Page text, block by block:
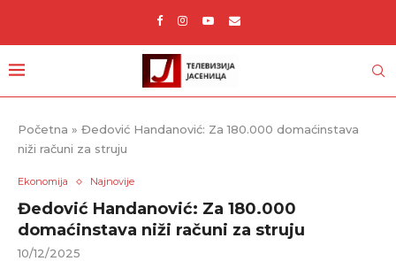
Početna » Đedović Handanović: Za 180.000 domaćinstava
niži računi za struju
Ekonomija Najnovije
Đedović Handanović: Za 180.000
domaćinstava niži računi za struju
10/12/2025